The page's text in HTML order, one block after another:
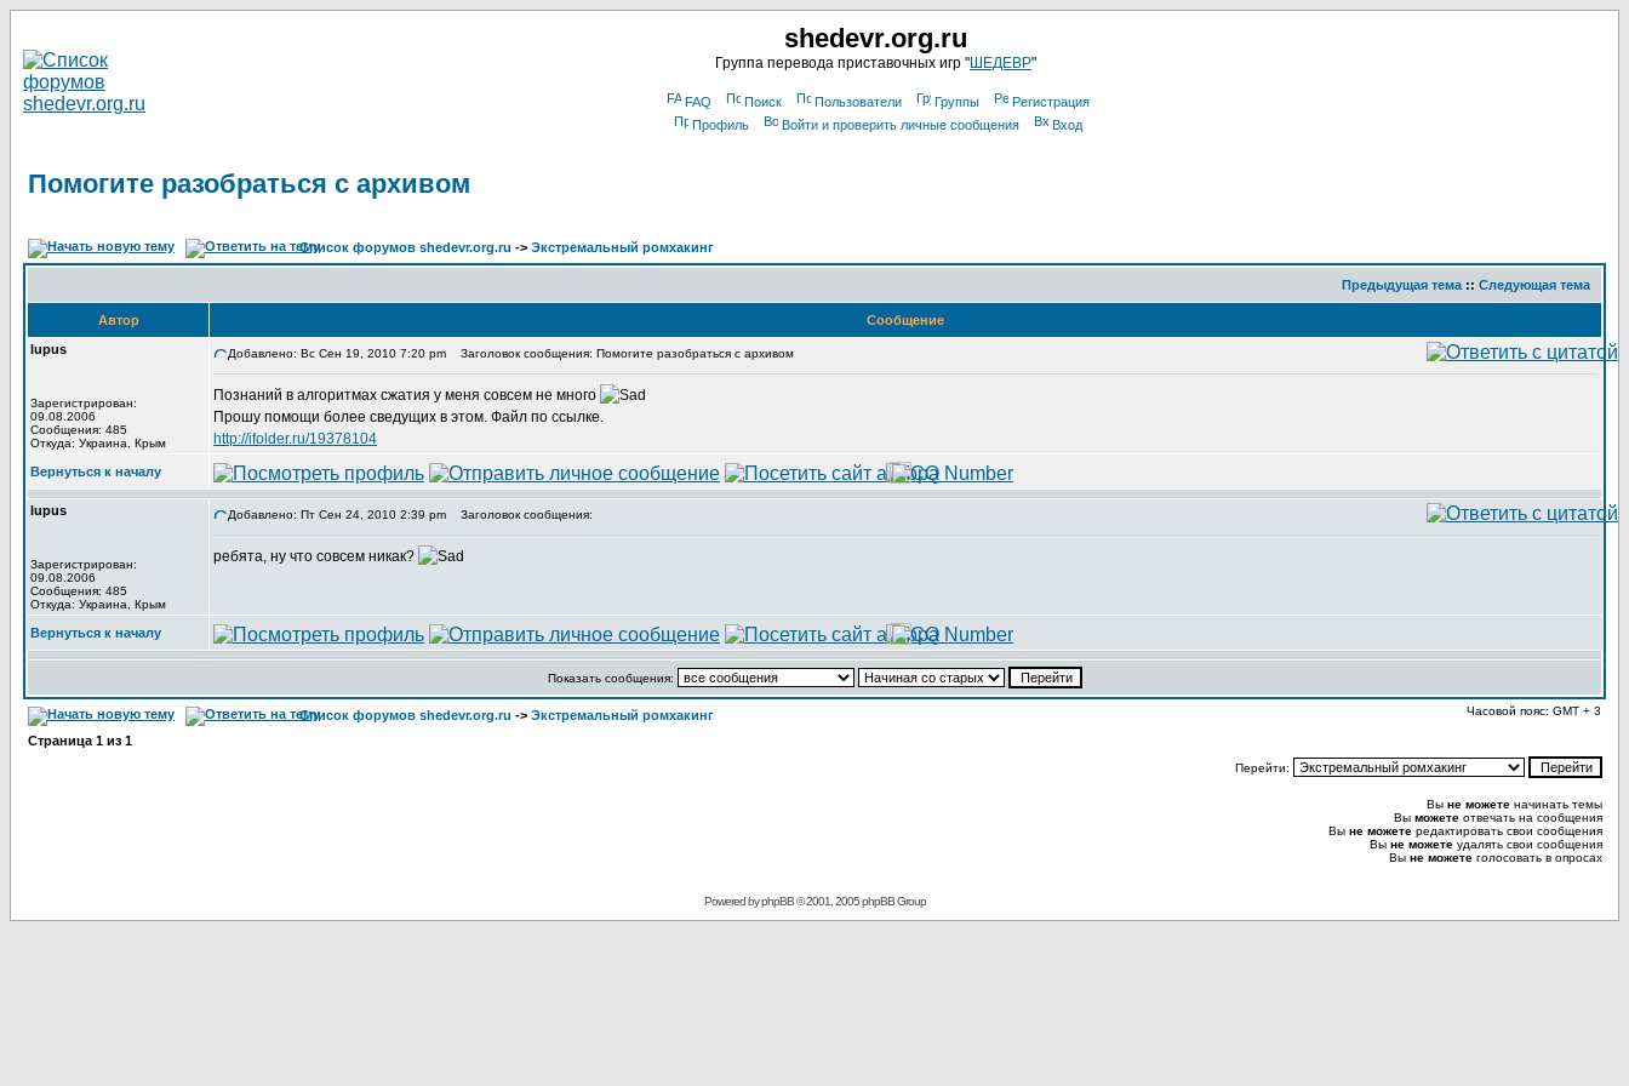
shedevr.org.ru
Группа перевода приставочных игр "ШЕДЕВР"
FAQ Поиск Пользователи Группы
Регистрация
Профиль
Войти и проверить личные сообщения Вход
Помогите разобраться с архивом
Список форумов shedevr.org.ru -> Экстремальный ромхакинг
Предыдущая тема :: Следующая тема
Автор
Сообщение
lupus
Зарегистрирован:
09.08.2006
Сообщения: 485
Откуда: Украина, Крым
Добавлено: Вс Сен 19, 2010 7:20 pm Заголовок сообщения: Помогите разобраться с архивом
Познаний в алгоритмах сжатия у меня совсем не много
Прошу помощи более сведущих в этом. Файл по ссылке.
http://ifolder.ru/19378104
Вернуться к началу
lupus
Зарегистрирован:
09.08.2006
Сообщения: 485
Откуда: Украина, Крым
Добавлено: Пт Сен 24, 2010 2:39 pm Заголовок сообщения:
ребята, ну что совсем никак?
Вернуться к началу
Показать сообщения:
Список форумов shedevr.org.ru -> Экстремальный ромхакинг Часовой пояс: GMT + 3
Страница 1 из 1
Перейти:
Вы не можете начинать темы
Вы можете отвечать на сообщения
Вы не можете редактировать свои сообщения
Вы не можете удалять свои сообщения
Вы не можете голосовать в опросах
Powered byphpBB© 2001, 2005 phpBB Group